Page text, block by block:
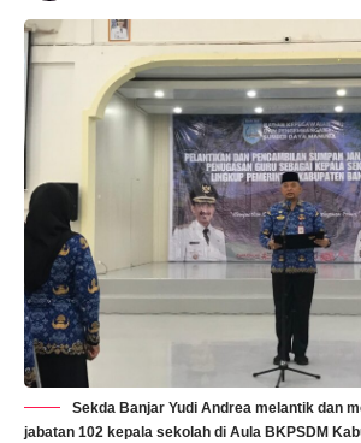
Sekda Banjar Yudi Andrea melantik dan
jabatan 102 kepala sekolah di Aula BKPSDM